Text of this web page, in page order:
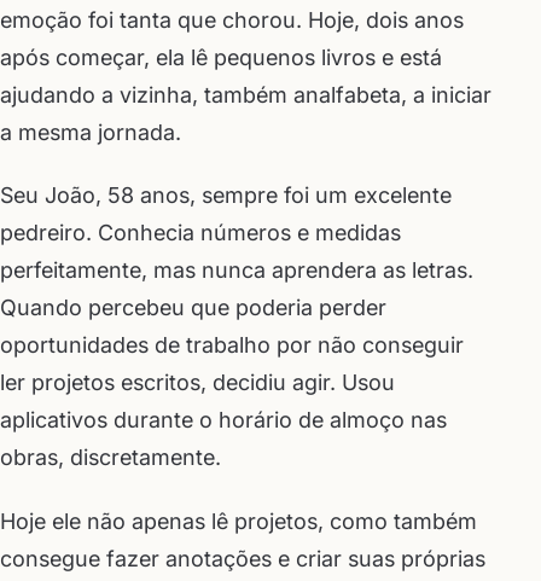
emoção foi tanta que chorou. Hoje, dois anos
após começar, ela lê pequenos livros e está
ajudando a vizinha, também analfabeta, a iniciar
a mesma jornada.
Seu João, 58 anos, sempre foi um excelente
pedreiro. Conhecia números e medidas
perfeitamente, mas nunca aprendera as letras.
Quando percebeu que poderia perder
oportunidades de trabalho por não conseguir
ler projetos escritos, decidiu agir. Usou
aplicativos durante o horário de almoço nas
obras, discretamente.
Hoje ele não apenas lê projetos, como também
consegue fazer anotações e criar suas próprias